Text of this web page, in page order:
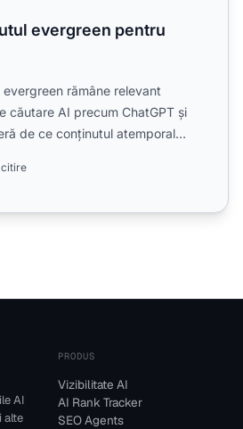
evergreen pentru
rămâne relevant
căutare AI precum ChatGPT și
de ce conținutul atemporal
citire
AI
alte
PRODUS
Vizibilitate AI
AI Rank Tracker
SEO Agents